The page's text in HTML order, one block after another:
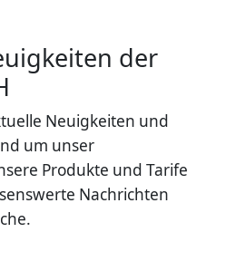
der
Neuigkeiten und
um unser
Produkte und Tarife
Nachrichten